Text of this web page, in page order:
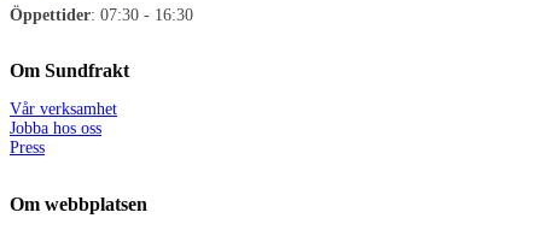
Öppettider: 07:30 - 16:30
Om Sundfrakt
Vår verksamhet
Jobba hos oss
Press
Om webbplatsen